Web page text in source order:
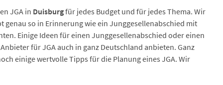
JGA in Duisburgfür jedes Budget und für jedes Thema. Wir
genau so in Erinnerung wie ein Junggesellenabschied mit
Einige Ideen für einen Junggesellenabschied oder einen
für JGA auch in ganz Deutschland anbieten. Ganz
einige wertvolle Tipps für die Planung eines JGA. Wir